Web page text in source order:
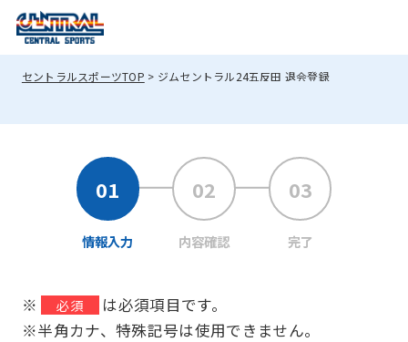
セントラルスポーツTOP ジムセントラル24五反田 退会登録
情報入力 内容確認 完了
※ 必須
は必須項目です。
※半角カナ、特殊記号は使用できません。